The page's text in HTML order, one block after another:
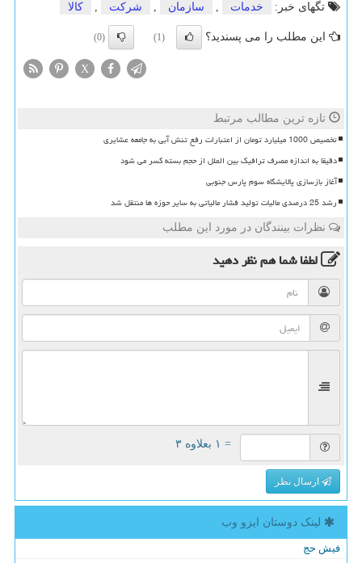
تگهای خبر:
خدمات , سازمان , شركت , كالا
این مطلب را می پسندید؟ (1)
(0)
X
تازه ترین مطالب مرتبط
تخصیص 1000 میلیارد تومان از اعتبارات رفع تنش آبی به جامعه عشایری
دقیقا به اندازه مصرف ترافیک بین الملل از حجم بسته کسر می شود
آغاز بازسازی پالایشگاه سوم پارس جنوبی
رشد 25 درصدی مالیات تولید فشار مالیاتی به سایر حوزه ها منتقل شد
نظرات بینندگان در مورد این مطلب
لطفا شما همنظر دهید
= ۱ بعلاوه ۳
ارسال نظر
لینک دوستان ایزو وب
فیش حج